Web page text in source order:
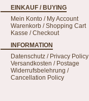
EINKAUF / BUYING
Mein Konto / My Account
Warenkorb / Shopping Cart
Kasse / Checkout
INFORMATION
Datenschutz / Privacy Policy
Versandkosten / Postage
Widerrufsbelehrung /
Cancellation Policy